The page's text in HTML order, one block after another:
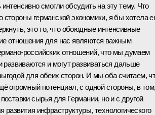
смогли обсудить на эту тему. Что
стороны германской экономики, я бы хотела
это то, что обоюдные интенсивные
отношения для нас являются важным
российских отношений, что мы думаем
развиваются и могут развиваться дальше
для обеих сторон. И мы оба считаем,
огромный потенциал, с одной стороны, в
сырья для Германии, но и с другой
развития инфраструктуры, технологического